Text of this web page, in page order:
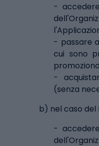
-
- passare
cui sono
-
(senza
b) nel caso del
-